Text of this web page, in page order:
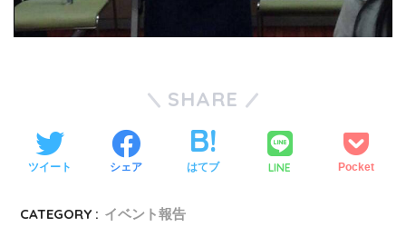
SHARE
ツイート シェア はてブ LINE Pocket
CATEGORY : イベント報告